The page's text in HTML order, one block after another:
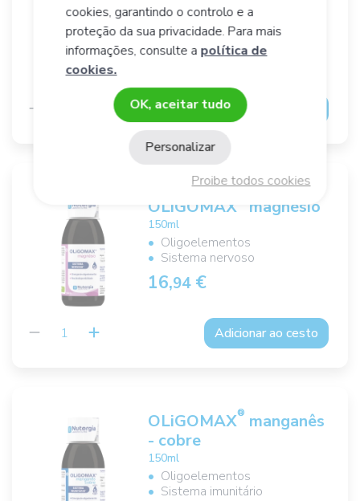
Oligoelementos
Tiróide
16,94 €
Adicionar ao cesto
OLiGOMAX magnésio
150ml
Oligoelementos
Sistema nervoso
16,94 €
Adicionar ao cesto
OLiGOMAX® manganês
- cobre
150ml
Oligoelementos
Sistema imunitário
cookies, garantindo o controlo e a
proteção da sua privacidade. Para mais
informações, consulte a política de
cookies.
OK, aceitar tudo
Proibe todos cookies
Personalizar